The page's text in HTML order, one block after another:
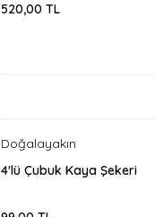
520,00 TL
Doğalayakın
4'lü Çubuk Kaya Şekeri